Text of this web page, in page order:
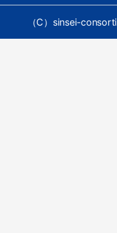
（C）sinsei-